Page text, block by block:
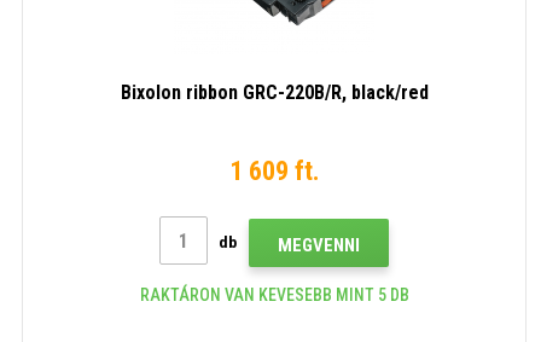
Bixolon ribbon GRC-220B/R, black/red
1 609 ft.
db MEGVENNI
RAKTÁRON VAN KEVESEBB MINT 5 DB